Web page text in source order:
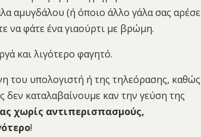
αμυγδάλου (ή όποιο άλλο γάλα σας
να φάτε ένα γιαούρτι με βρώμη.
και λιγότερο φαγητό.
του υπολογιστή ή της τηλεόρασης, καθώς
καταλαβαίνουμε καν την γεύση της
χωρίς αντιπερισπασμούς,
!